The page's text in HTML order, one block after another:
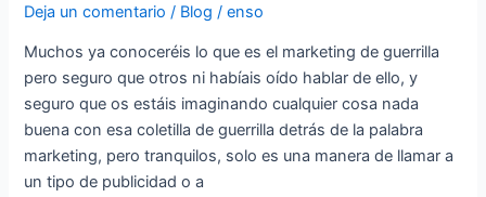
Deja un comentario / Blog /enso
Muchos ya conoceréis lo que es el marketing de guerrilla
pero seguro que otros ni habíais oído hablar de ello, y
seguro que os estáis imaginando cualquier cosa nada
buena con esa coletilla de guerrilla detrás de la palabra
marketing, pero tranquilos, solo es una manera de llamar a
un tipo de publicidad o a
Marketing
guerrilla
y
varios
ejemplos